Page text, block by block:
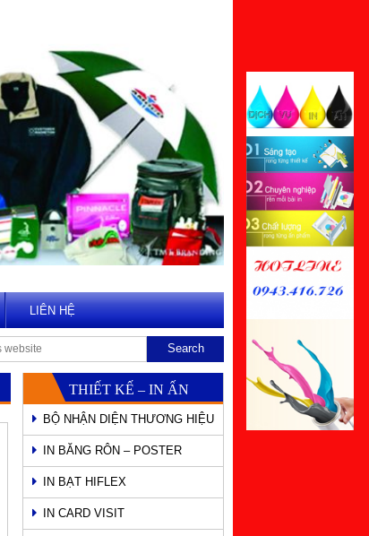
LIÊN HỆ
THIẾT KẾ – IN ẤN
BỘ NHẬN DIỆN THƯƠNG HIỆU
IN BĂNG RÔN – POSTER
IN BẠT HIFLEX
IN CARD VISIT